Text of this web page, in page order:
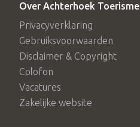
Over Achterhoek Toerisme
Privacyverklaring
Gebruiksvoorwaarden
Disclaimer & Copyright
Colofon
Vacatures
Zakelijke website